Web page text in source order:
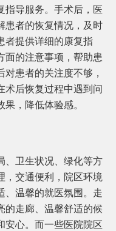
指导服务。手术后，医
患者的恢复情况，及时
者提供详细的康复指
面的注意事项，帮助患
患者的关注度不够，
术后恢复过程中遇到问
，降低体验感。
、卫生状况、绿化等方
，交通便利，院区环境
、温馨的就医氛围。走
的走廊、温馨舒适的候
安心。而一些医院院区